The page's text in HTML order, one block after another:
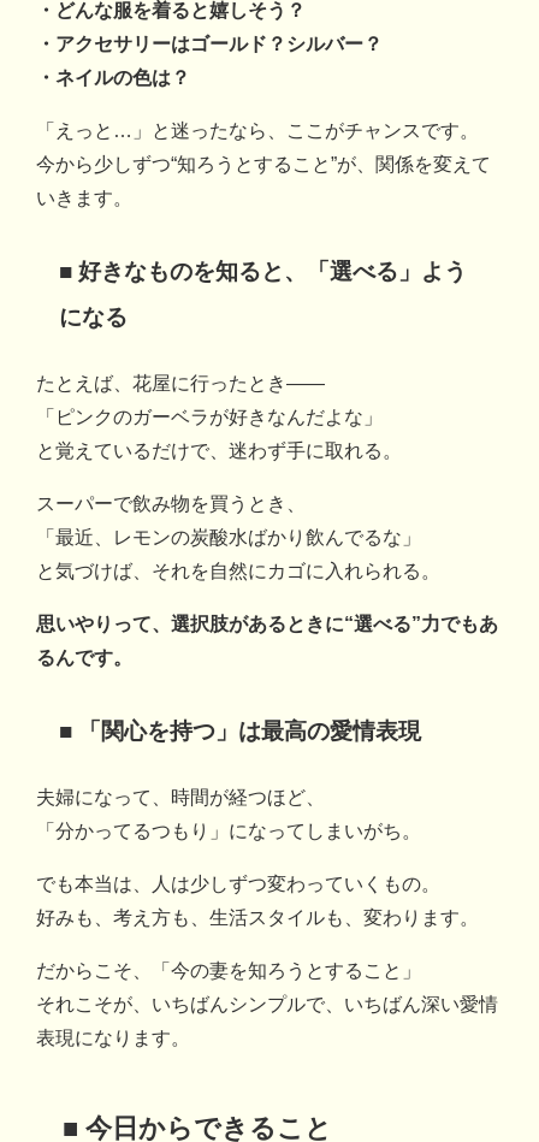
・どんな服を着ると嬉しそう？
・アクセサリーはゴールド？シルバー？
・ネイルの色は？
「えっと…」と迷ったなら、ここがチャンスです。
今から少しずつ“知ろうとすること”が、関係を変えて
いきます。
■ 好きなものを知ると、「選べる」よう
になる
たとえば、花屋に行ったとき――
「ピンクのガーベラが好きなんだよな」
と覚えているだけで、迷わず手に取れる。
スーパーで飲み物を買うとき、
「最近、レモンの炭酸水ばかり飲んでるな」
と気づけば、それを自然にカゴに入れられる。
思いやりって、選択肢があるときに“選べる”力でもあ
るんです。
■ 「関心を持つ」は最高の愛情表現
夫婦になって、時間が経つほど、
「分かってるつもり」になってしまいがち。
でも本当は、人は少しずつ変わっていくもの。
好みも、考え方も、生活スタイルも、変わります。
だからこそ、「今の妻を知ろうとすること」
それこそが、いちばんシンプルで、いちばん深い愛情
表現になります。
■ 今日からできること